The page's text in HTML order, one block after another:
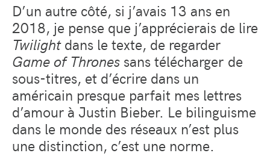
D’un autre côté, si j’avais 13 ans en
2018, je pense que j’apprécierais de lire
Twilightdans le texte, de regarder
Game of Thrones sans télécharger de
sous-titres, et d’écrire dans un
américain presque parfait mes lettres
d’amour à Justin Bieber. Le bilinguisme
dans le monde des réseaux n’est plus
une distinction, c’est une norme.